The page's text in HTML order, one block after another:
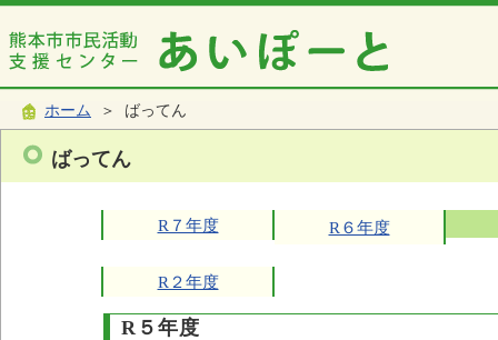
ホーム ＞ ばってん
ばってん
R７年度 R６年度
R２年度
R５年度